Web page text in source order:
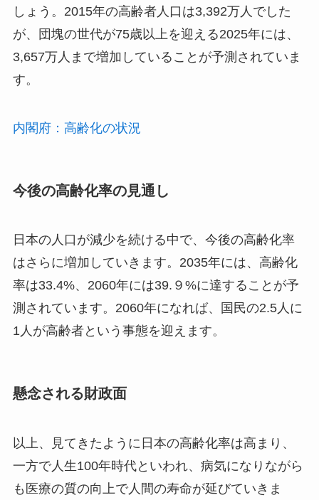
しょう。2015年の高齢者人口は3,392万人でした
が、団塊の世代が75歳以上を迎える2025年には、
3,657万人まで増加していることが予測されていま
す。
内閣府：高齢化の状況
今後の高齢化率の見通し
日本の人口が減少を続ける中で、今後の高齢化率
はさらに増加していきます。2035年には、高齢化
率は33.4%、2060年には39.９%に達することが予
測されています。2060年になれば、国民の2.5人に
1人が高齢者という事態を迎えます。
懸念される財政面
以上、見てきたように日本の高齢化率は高まり、
一方で人生100年時代といわれ、病気になりながら
も医療の質の向上で人間の寿命が延びていきま